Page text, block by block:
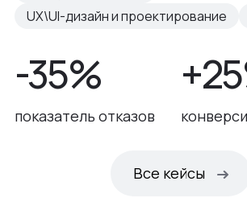
UX\UI-дизайн и проектирование
-35%
показатель отказов
Все кейсы